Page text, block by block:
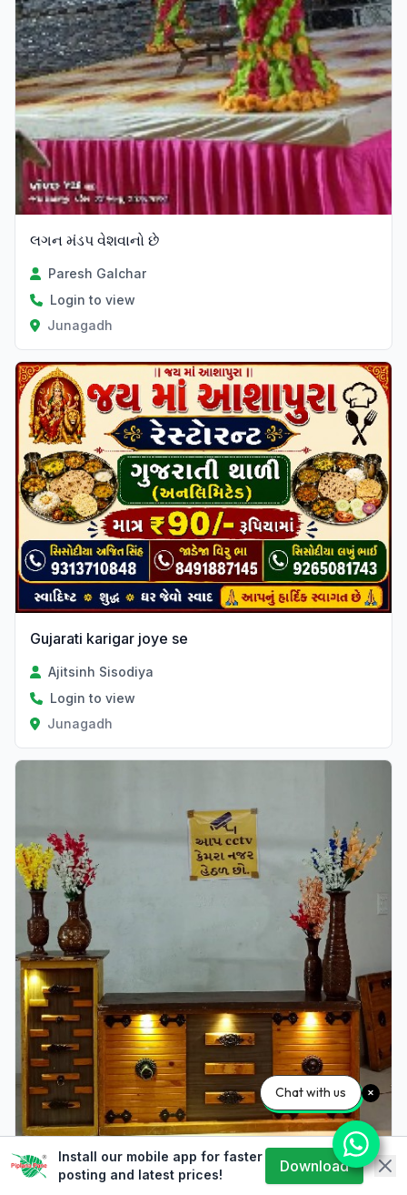
લગન મંડપ વેશવાનો છે
Paresh Galchar
Login to view
Junagadh
Gujarati karigar joye se
Ajitsinh Sisodiya
Login to view
Junagadh
junagadh
Install our mobile app for faster
posting and latest prices!
Download
Chat with us